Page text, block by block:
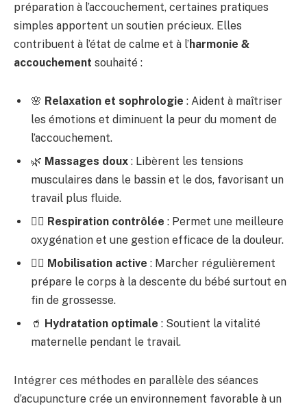
préparation à l’accouchement, certaines pratiques
simples apportent un soutien précieux. Elles
contribuent à l’état de calme et à l’harmonie &
accouchement souhaité :
🌸 Relaxation et sophrologie : Aident à maîtriser
les émotions et diminuent la peur du moment de
l’accouchement.
🌿 Massages doux : Libèrent les tensions
musculaires dans le bassin et le dos, favorisant un
travail plus fluide.
🧘‍♀️ Respiration contrôlée : Permet une meilleure
oxygénation et une gestion efficace de la douleur.
🚶‍♀️ Mobilisation active : Marcher régulièrement
prépare le corps à la descente du bébé surtout en
fin de grossesse.
🥤 Hydratation optimale : Soutient la vitalité
maternelle pendant le travail.
Intégrer ces méthodes en parallèle des séances
d’acupuncture crée un environnement favorable à un